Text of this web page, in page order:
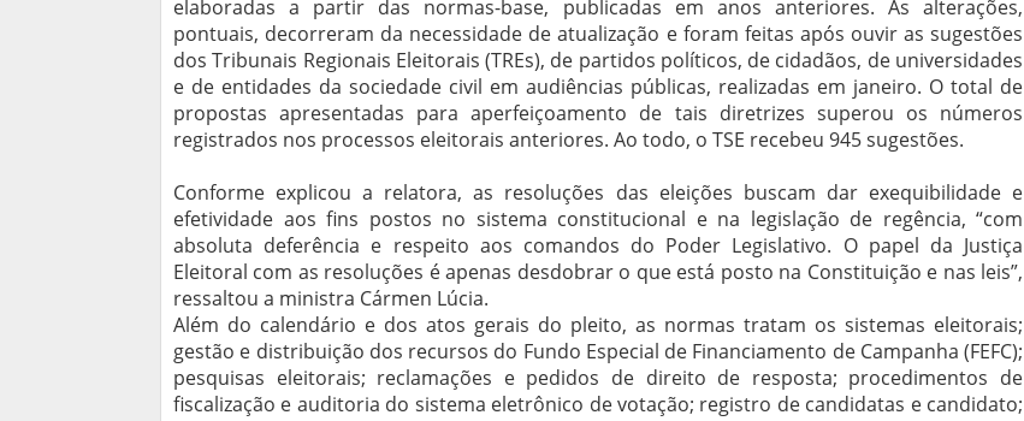
elaboradas a partir das normas-base, publicadas em anos anteriores. As alterações,
pontuais, decorreram da necessidade de atualização e foram feitas após ouvir as sugestões
dos Tribunais Regionais Eleitorais (TREs), de partidos políticos, de cidadãos, de universidades
e de entidades da sociedade civil em audiências públicas, realizadas em janeiro. O total de
propostas apresentadas para aperfeiçoamento de tais diretrizes superou os números
registrados nos processos eleitorais anteriores. Ao todo, o TSE recebeu 945 sugestões.
Conforme explicou a relatora, as resoluções das eleições buscam dar exequibilidade e
efetividade aos fins postos no sistema constitucional e na legislação de regência, “com
absoluta deferência e respeito aos comandos do Poder Legislativo. O papel da Justiça
Eleitoral com as resoluções é apenas desdobrar o que está posto na Constituição e nas leis”,
ressaltou a ministra Cármen Lúcia.
Além do calendário e dos atos gerais do pleito, as normas tratam os sistemas eleitorais;
gestão e distribuição dos recursos do Fundo Especial de Financiamento de Campanha (FEFC);
pesquisas eleitorais; reclamações e pedidos de direito de resposta; procedimentos de
fiscalização e auditoria do sistema eletrônico de votação; registro de candidatas e candidato;